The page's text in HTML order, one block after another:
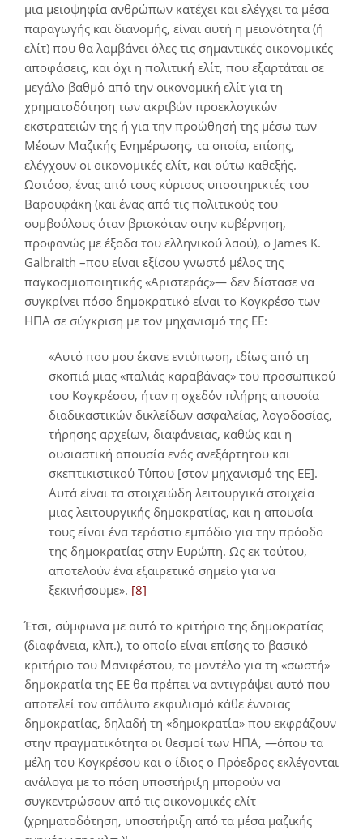
μια μειοψηφία ανθρώπων κατέχει και ελέγχει τα μέσα
παραγωγής και διανομής, είναι αυτή η μειονότητα (ή
ελίτ) που θα λαμβάνει όλες τις σημαντικές οικονομικές
αποφάσεις, και όχι η πολιτική ελίτ, που εξαρτάται σε
μεγάλο βαθμό από την οικονομική ελίτ για τη
χρηματοδότηση των ακριβών προεκλογικών
εκστρατειών της ή για την προώθησή της μέσω των
Μέσων Μαζικής Ενημέρωσης, τα οποία, επίσης,
ελέγχουν οι οικονομικές ελίτ, και ούτω καθεξής.
Ωστόσο, ένας από τους κύριους υποστηρικτές του
Βαρουφάκη (και ένας από τις πολιτικούς του
συμβούλους όταν βρισκόταν στην κυβέρνηση,
προφανώς με έξοδα του ελληνικού λαού), ο James K.
Galbraith –που είναι εξίσου γνωστό μέλος της
παγκοσμιοποιητικής «Αριστεράς»— δεν δίστασε να
συγκρίνει πόσο δημοκρατικό είναι το Κογκρέσο των
ΗΠΑ σε σύγκριση με τον μηχανισμό της ΕΕ:
«Αυτό που μου έκανε εντύπωση, ιδίως από τη
σκοπιά μιας «παλιάς καραβάνας» του προσωπικού
του Κογκρέσου, ήταν η σχεδόν πλήρης απουσία
διαδικαστικών δικλείδων ασφαλείας, λογοδοσίας,
τήρησης αρχείων, διαφάνειας, καθώς και η
ουσιαστική απουσία ενός ανεξάρτητου και
σκεπτικιστικού Τύπου [στον μηχανισμό της ΕΕ].
Αυτά είναι τα στοιχειώδη λειτουργικά στοιχεία
μιας λειτουργικής δημοκρατίας, και η απουσία
τους είναι ένα τεράστιο εμπόδιο για την πρόοδο
της δημοκρατίας στην Ευρώπη. Ως εκ τούτου,
αποτελούν ένα εξαιρετικό σημείο για να
ξεκινήσουμε». [8]
Έτσι, σύμφωνα με αυτό το κριτήριο της δημοκρατίας
(διαφάνεια, κλπ.), το οποίο είναι επίσης το βασικό
κριτήριο του Μανιφέστου, το μοντέλο για τη «σωστή»
δημοκρατία της ΕΕ θα πρέπει να αντιγράψει αυτό που
αποτελεί τον απόλυτο εκφυλισμό κάθε έννοιας
δημοκρατίας, δηλαδή τη «δημοκρατία» που εκφράζουν
στην πραγματικότητα οι θεσμοί των ΗΠΑ, —όπου τα
μέλη του Κογκρέσου και ο ίδιος ο Πρόεδρος εκλέγονται
ανάλογα με το πόση υποστήριξη μπορούν να
συγκεντρώσουν από τις οικονομικές ελίτ
(χρηματοδότηση, υποστήριξη από τα μέσα μαζικής